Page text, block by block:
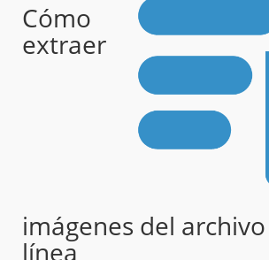
Cómo
extraer
imágenes del archivo
línea